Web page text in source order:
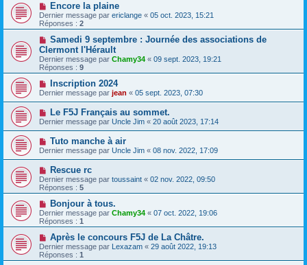
Encore la plaine
Dernier message par ericlange « 05 oct. 2023, 15:21
Réponses : 2
Samedi 9 septembre : Journée des associations de
Clermont l'Hérault
Dernier message par Chamy34 « 09 sept. 2023, 19:21
Réponses : 9
Inscription 2024
Dernier message par jean « 05 sept. 2023, 07:30
Le F5J Français au sommet.
Dernier message par Uncle Jim « 20 août 2023, 17:14
Tuto manche à air
Dernier message par Uncle Jim « 08 nov. 2022, 17:09
Rescue rc
Dernier message par toussaint « 02 nov. 2022, 09:50
Réponses : 5
Bonjour à tous.
Dernier message par Chamy34 « 07 oct. 2022, 19:06
Réponses : 1
Après le concours F5J de La Châtre.
Dernier message par Lexazam « 29 août 2022, 19:13
Réponses : 1